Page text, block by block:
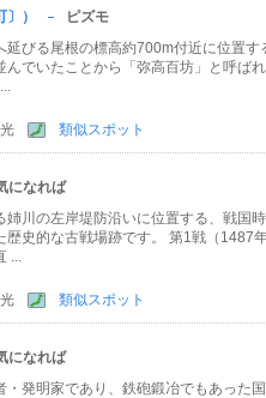
） ピズモ
延びる尾根の標高約700m付近に位置す
でいたことから「弥高百坊」と呼ば
類似スポット
になれば
姉川の左岸堤防沿いに位置する、戦国
歴史的な古戦場跡です。 第1戦（1487
...
類似スポット
になれば
・発明家であり、鉄砲鍛冶でもあった